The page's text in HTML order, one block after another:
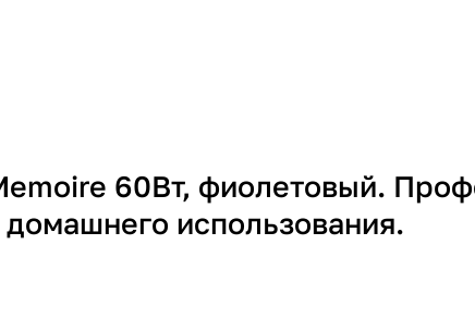
60Вт, фиолетовый.
использования.